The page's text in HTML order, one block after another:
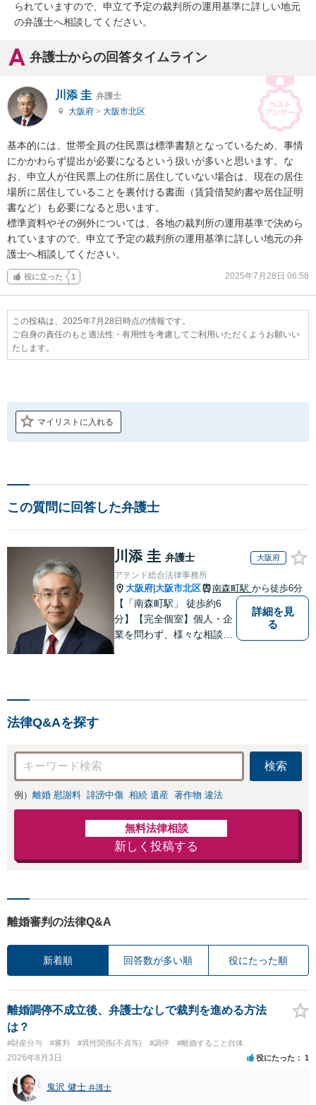
られていますので、申立て予定の裁判所の運用基準に詳しい地元
の弁護士へ相談してください。
弁護士からの回答タイムライン
川添 圭 弁護士
大阪府 > 大阪市北区
基本的には、世帯全員の住民票は標準書類となっているため、事情
にかかわらず提出が必要になるという扱いが多いと思います。な
お、申立人が住民票上の住所に居住していない場合は、現在の居住
場所に居住していることを裏付ける書面（賃貸借契約書や居住証明
書など）も必要になると思います。
標準資料やその例外については、各地の裁判所の運用基準で決めら
れていますので、申立て予定の裁判所の運用基準に詳しい地元の弁
護士へ相談してください。
役に立った 1 2025年7月28日 06:58
この投稿は、2025年7月28日時点の情報です。
ご自身の責任のもと適法性・有用性を考慮してご利用いただくようお願いい
たします。
マイリストに入れる
この質問に回答した弁護士
川添 圭 弁護士 大阪府
アテンド総合法律事務所
大阪府 大阪市北区 南森町駅 から徒歩6分
【「南森町駅」 徒歩約6
分】【完全個室】個人・企
業を問わず、様々な相談を
詳細を見
る
法律Q&Aを探す
検索
例） 離婚 慰謝料 誹謗中傷 相続 遺産 著作物 違法
無料法律相談
新しく投稿する
離婚審判の法律Q&A
新着順 回答数が多い順 役にたった順
離婚調停不成立後、弁護士なしで裁判を進める方法
は？
#財産分与 #審判 #異性関係(不貞等) #調停 #離婚すること自体
2026年8月3日 役にたった 1
鬼沢 健士 弁護士